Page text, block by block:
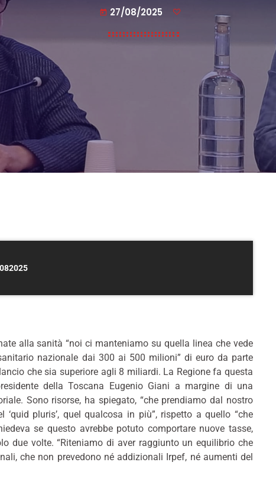
today 27/08/2025
alla sanità “noi ci manteniamo su quella linea che vede
nazionale dai 300 ai 500 milioni” di euro da parte
che sia superiore agli 8 miliardi. La Regione fa questa
della Toscana Eugenio Giani a margine di una
Sono risorse, ha spiegato, “che prendiamo dal nostro
pluris’, quel qualcosa in più”, rispetto a quello “che
se questo avrebbe potuto comportare nuove tasse,
due volte. “Riteniamo di aver raggiunto un equilibrio che
che non prevedono né addizionali Irpef, né aumenti del